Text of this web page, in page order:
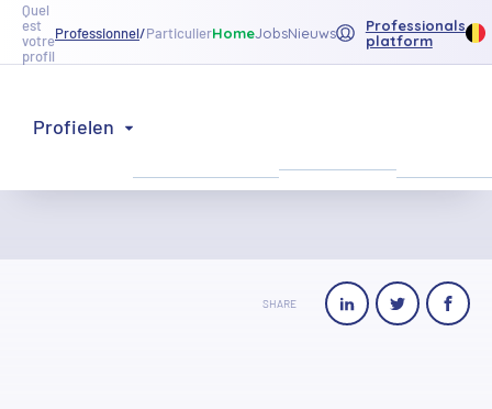
Quel
est
votre
profil
Professionnel/ParticulierHomeJobsNieuws
Professionals
platform
Profielen
Terug naar de lijst
SHARE